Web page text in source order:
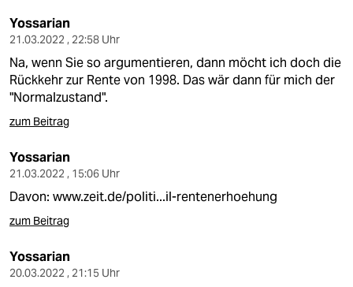
Yossarian
21.03.2022 , 22:58 Uhr
Na, wenn Sie so argumentieren, dann möcht ich doch die
Rückkehr zur Rente von 1998. Das wär dann für mich der
"Normalzustand".
zum Beitrag
Yossarian
21.03.2022 , 15:06 Uhr
Davon: www.zeit.de/politi...il-rentenerhoehung
zum Beitrag
Yossarian
20.03.2022 , 21:15 Uhr